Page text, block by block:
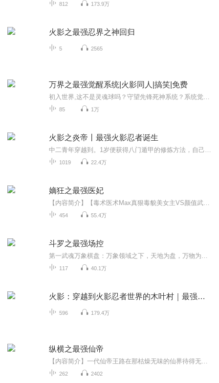
812 173.9万
火影之最强忍界之神回归
5 2565
万界之最强觉醒系统|火影同人|搞笑|免费
85 1万
火影之炎帝丨最强火影忍者诞生
1019 22.4万
嫡狂之最强医妃
454 55.4万
斗罗之最强场控
117 40.1万
火影：穿越到火影忍者世界的木叶村｜最强火影诞生
596 179.4万
纵横之最强仙帝
262 2402